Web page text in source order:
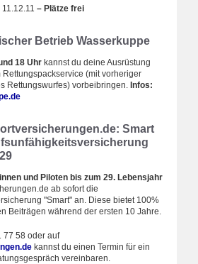
– Plätze frei
Betrieb Wasserkuppe
18 Uhr kannst du deine Ausrüstung
Rettungspackservice (mit vorheriger
Rettungswurfes) vorbeibringen. Infos:
Smart
und Piloten bis zum 29. Lebensjahr
ab sofort die
"Smart" an. Diese bietet 100%
Beiträgen während der ersten 10 Jahre.
77 58 oder auf
kannst du einen Termin für ein
vereinbaren.